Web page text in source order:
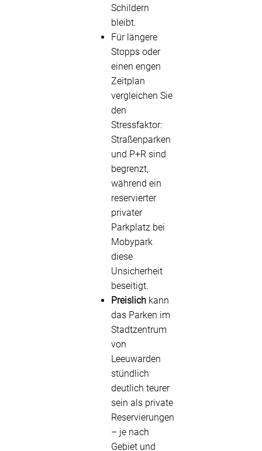
Schildern
bleibt.
Für längere
Stopps oder
einen engen
Zeitplan
vergleichen Sie
den
Stressfaktor:
Straßenparken
und P+R sind
begrenzt,
während ein
reservierter
privater
Parkplatz bei
Mobypark
diese
Unsicherheit
beseitigt.
Preislich kann
das Parken im
Stadtzentrum
von
Leeuwarden
stündlich
deutlich teurer
sein als private
Reservierungen
– je nach
Gebiet und